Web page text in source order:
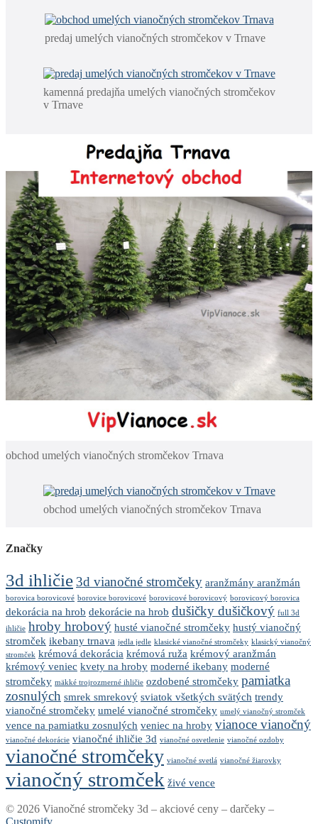
predaj umelých vianočných stromčekov v Trnave
kamenná predajňa umelých vianočných stromčekov
v Trnave
obchod umelých vianočných stromčekov Trnava
obchod umelých vianočných stromčekov Trnava
Značky
3d ihličie 3d vianočné stromčeky aranžmány aranžmán
borovica borovicové borovice borovicové borovicové borovicový borovicový borovica
dekorácia na hrob dekorácie na hrob dušičky dušičkový full 3d
ihličie hroby hrobový husté vianočné stromčeky hustý vianočný
stromček ikebany trnava jedla jedle klasické vianočné stromčeky klasický vianočný
stromček krémová dekorácia krémová ruža krémový aranžmán
krémový veniec kvety na hroby moderné ikebany moderné
stromčeky mäkké trojrozmerné ihličie ozdobené stromčeky pamiatka
zosnulých smrek smrekový sviatok všetkých svätých trendy
vianočné stromčeky umelé vianočné stromčeky umelý vianočný stromček
vence na pamiatku zosnulých veniec na hroby vianoce vianočný
vianočné dekorácie vianočné ihličie 3d vianočné osvetlenie vianočné ozdoby
vianočné stromčeky vianočné svetlá vianočné žiarovky
vianočný stromček živé vence
© 2026 Vianočné stromčeky 3d – akciové ceny – darčeky –